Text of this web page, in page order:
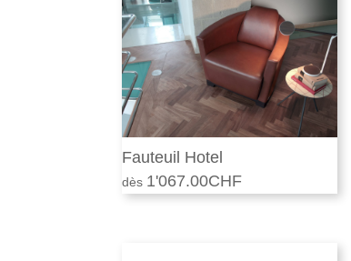
2'224.00CHF.
Fauteuil Hotel
1'067.00CHF